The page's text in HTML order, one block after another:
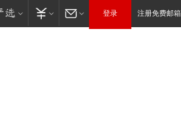
登录 注册免费邮箱